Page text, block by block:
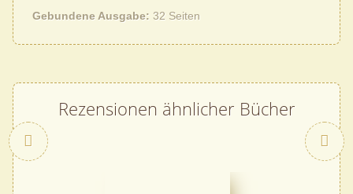
Gebundene Ausgabe
32 Seiten
Rezensionen ähnlicher Bücher